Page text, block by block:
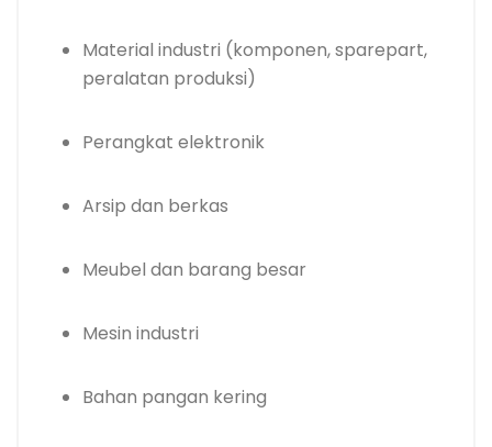
Material industri (komponen, sparepart,
peralatan produksi)
Perangkat elektronik
Arsip dan berkas
Meubel dan barang besar
Mesin industri
Bahan pangan kering